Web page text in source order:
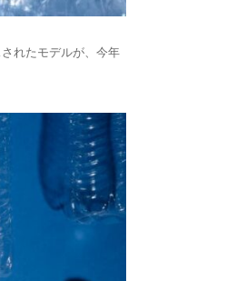
れたモデルが、今年